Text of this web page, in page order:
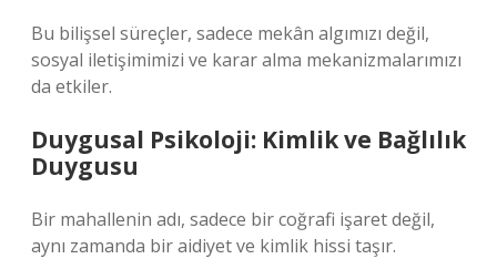
Bu bilişsel süreçler, sadece mekân algımızı değil,
sosyal iletişimimizi ve karar alma mekanizmalarımızı
da etkiler.
Duygusal Psikoloji: Kimlik ve Bağlılık
Duygusu
Bir mahallenin adı, sadece bir coğrafi işaret değil,
aynı zamanda bir aidiyet ve kimlik hissi taşır.